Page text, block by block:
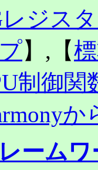
ジス
】,【
制御関
か
ームワ